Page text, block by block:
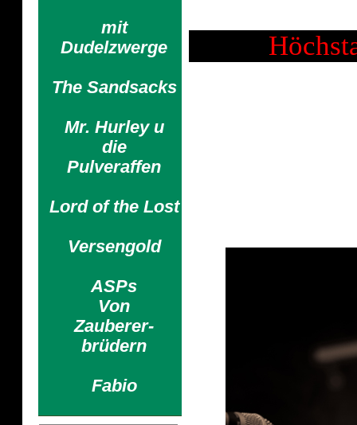
mit
Dudelzwerge
The Sandsacks
Mr. Hurley u
die
Pulveraffen
Lord of the Lost
Versengold
ASPs
Von
Zauberer-
brüdern
Fabio